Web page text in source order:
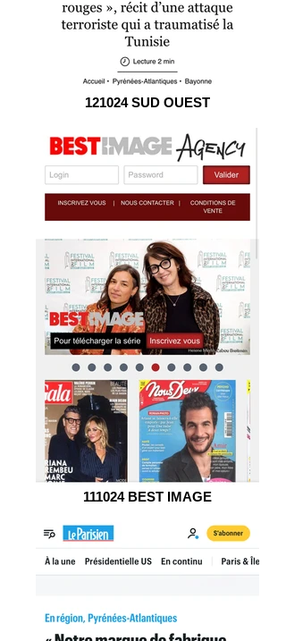
121024 SUD OUEST
111024 BEST IMAGE